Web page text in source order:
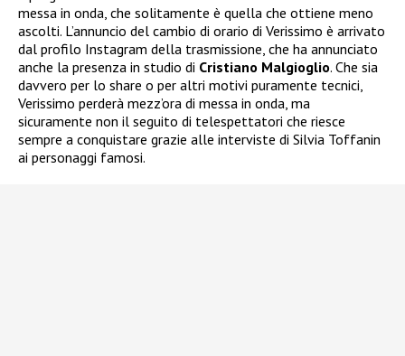
messa in onda, che solitamente è quella che ottiene meno
ascolti. L’annuncio del cambio di orario di Verissimo è arrivato
dal profilo Instagram della trasmissione, che ha annunciato
anche la presenza in studio di Cristiano Malgioglio. Che sia
davvero per lo share o per altri motivi puramente tecnici,
Verissimo perderà mezz’ora di messa in onda, ma
sicuramente non il seguito di telespettatori che riesce
sempre a conquistare grazie alle interviste di Silvia Toffanin
ai personaggi famosi.